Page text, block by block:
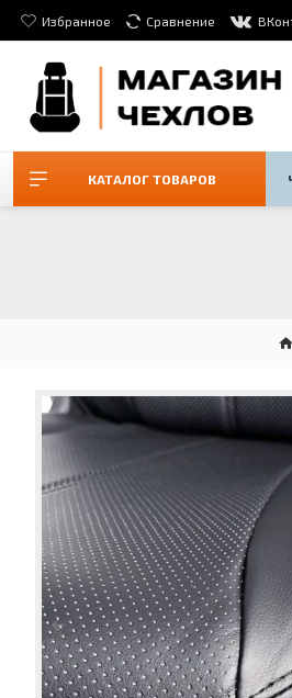
Избранное Сравнение
КАТАЛОГ ТОВАРОВ